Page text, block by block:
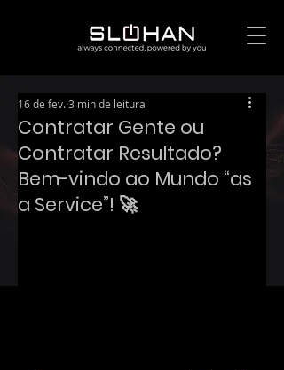
Contratar Gente ou
Contratar Resultado?
Bem-vindo ao Mundo “as
a Service”! 🚀
16 de fev. 3 min de leitura